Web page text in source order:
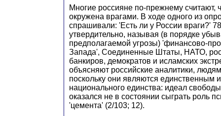
Многие россияне по-прежнему считают,
окружена врагами. В ходе одного из
спрашивали: 'Есть ли у России враги?'
утвердительно, называя (в порядке
предполагаемой угрозы) 'финансово-
Запада', Соединенные Штаты, НАТО,
банкиров, демократов и исламских
объясняют российские аналитики,
поскольку они являются единственным
национального единства: идеал
оказался не в состоянии сыграть роль
'цемента' (2/103; 12).